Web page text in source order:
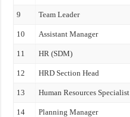
9 Team Leader
10 Assistant Manager
11 HR (SDM)
12 HRD Section Head
13 Human Resources Specialist
14 Planning Manager